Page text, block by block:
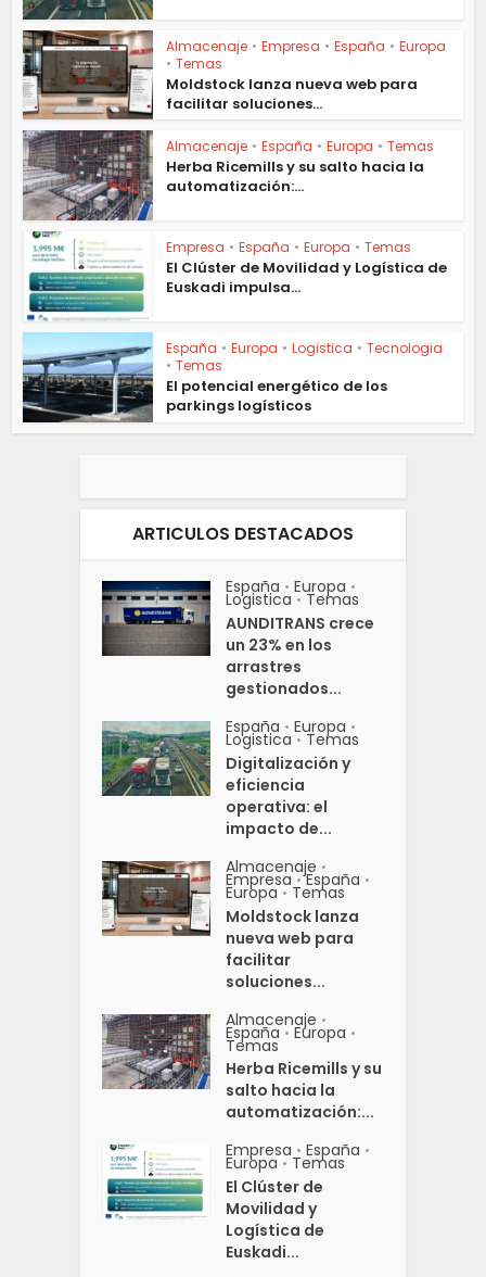
Almacenaje • Empresa • España • Europa
• Temas
Moldstock lanza nueva web para
facilitar soluciones...
Almacenaje • España • Europa • Temas
Herba Ricemills y su salto hacia la
automatización:...
Empresa • España • Europa • Temas
El Clúster de Movilidad y Logística de
Euskadi impulsa...
España • Europa • Logistica • Tecnologia
• Temas
El potencial energético de los
parkings logísticos
ARTICULOS DESTACADOS
España • Europa •
Logistica • Temas
AUNDITRANS crece
un 23% en los
arrastres
gestionados...
España • Europa •
Logistica • Temas
Digitalización y
eficiencia
operativa: el
impacto de...
Almacenaje •
Empresa • España •
Europa • Temas
Moldstock lanza
nueva web para
facilitar
soluciones...
Almacenaje •
España • Europa •
Temas
Herba Ricemills y su
salto hacia la
automatización:...
Empresa • España •
Europa • Temas
El Clúster de
Movilidad y
Logística de
Euskadi...